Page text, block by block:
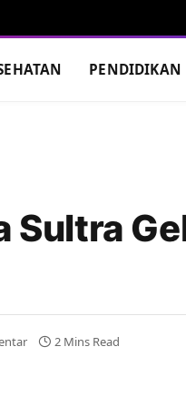
PENDIDIKAN
Sultra
2 Mins Read